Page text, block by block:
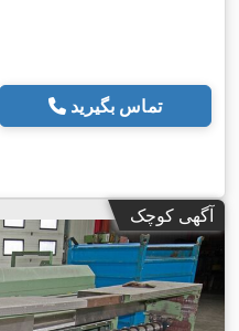
تماس بگیرید
آگهی کوچک